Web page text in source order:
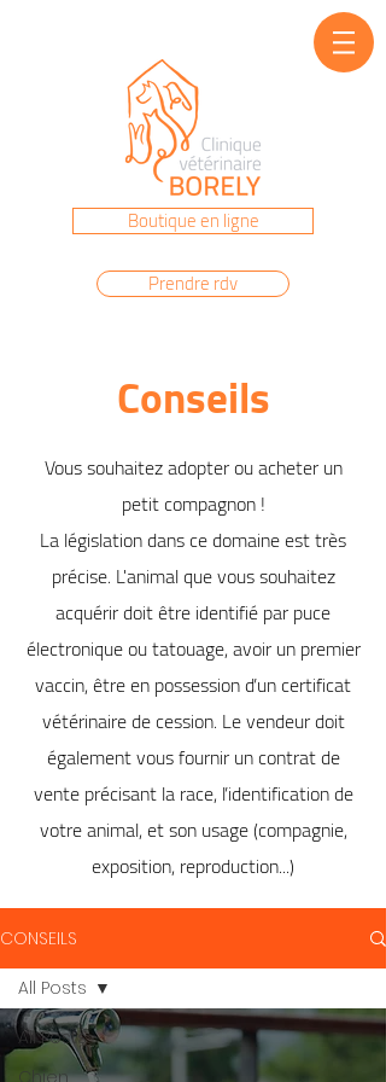
04 91 22 86 40
Boutique en ligne
Prendre rdv
Conseils
Vous souhaitez adopter ou acheter un
petit compagnon !
La législation dans ce domaine est très
précise. L'animal que vous souhaitez
acquérir doit être identifié par puce
électronique ou tatouage, avoir un premier
vaccin, être en possession d’un certificat
vétérinaire de cession. Le vendeur doit
également vous fournir un contrat de
vente précisant la race, l’identification de
votre animal, et son usage (compagnie,
exposition, reproduction...)
CONSEILS
All Posts
Chien
All Posts